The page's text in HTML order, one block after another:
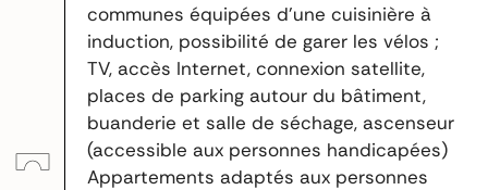
communes équipées d’une cuisinière à
induction, possibilité de garer les vélos ;
TV, accès Internet, connexion satellite,
places de parking autour du bâtiment,
buanderie et salle de séchage, ascenseur
(accessible aux personnes handicapées)
Appartements adaptés aux personnes